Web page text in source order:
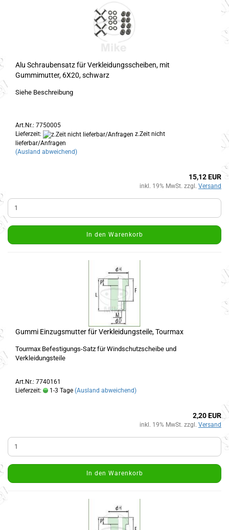
Alu Schraubensatz für Verkleidungsscheiben, mit
Gummimutter, 6X20, schwarz
Siehe Beschreibung
Art.Nr.: 7750005
Lieferzeit:
z.Zeit nicht
lieferbar/Anfragen
(Ausland abweichend)
15,12 EUR
inkl. 19% MwSt. zzgl. Versand
In den Warenkorb
Gummi Einzugsmutter für Verkleidungsteile, Tourmax
Tourmax Befestigungs-Satz für Windschutzscheibe und
Verkleidungsteile
Art.Nr.: 7740161
Lieferzeit:
1-3 Tage (Ausland abweichend)
2,20 EUR
inkl. 19% MwSt. zzgl. Versand
In den Warenkorb